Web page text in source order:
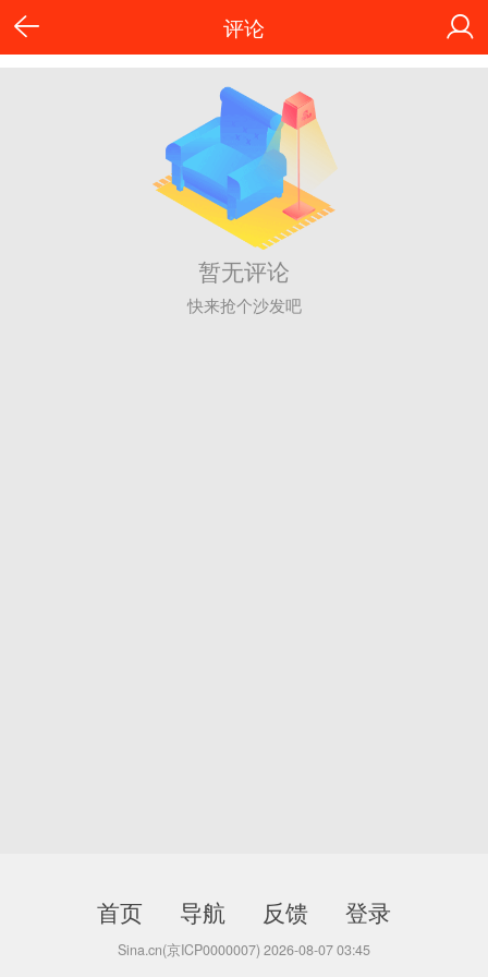
评论
暂无评论
快来抢个沙发吧
首页 导航 反馈 登录
Sina.cn(京ICP0000007) 2026-08-07 03:45